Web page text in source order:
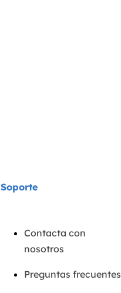
Soporte
Contacta con
nosotros
Preguntas frecuentes